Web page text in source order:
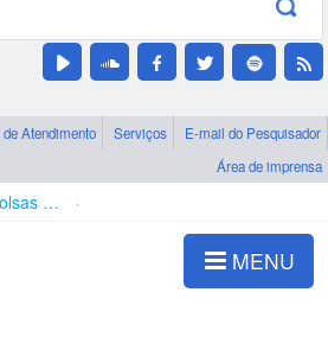
Atendimento Serviços
E-mail do Pesquisador
Área de imprensa
Bolsas e Auxílios Vigentes
MENU